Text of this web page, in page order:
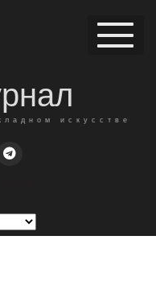
искусстве